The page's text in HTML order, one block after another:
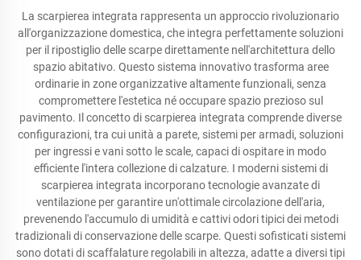
La scarpierea integrata rappresenta un approccio rivoluzionario
all'organizzazione domestica, che integra perfettamente soluzioni
per il ripostiglio delle scarpe direttamente nell'architettura dello
spazio abitativo. Questo sistema innovativo trasforma aree
ordinarie in zone organizzative altamente funzionali, senza
compromettere l'estetica né occupare spazio prezioso sul
pavimento. Il concetto di scarpierea integrata comprende diverse
configurazioni, tra cui unità a parete, sistemi per armadi, soluzioni
per ingressi e vani sotto le scale, capaci di ospitare in modo
efficiente l'intera collezione di calzature. I moderni sistemi di
scarpierea integrata incorporano tecnologie avanzate di
ventilazione per garantire un'ottimale circolazione dell'aria,
prevenendo l'accumulo di umidità e cattivi odori tipici dei metodi
tradizionali di conservazione delle scarpe. Questi sofisticati sistemi
sono dotati di scaffalature regolabili in altezza, adatte a diversi tipi